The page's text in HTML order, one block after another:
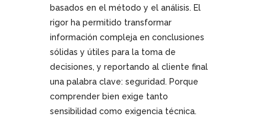
basados en el método y el análisis. El
rigor ha permitido transformar
información compleja en conclusiones
sólidas y útiles para la toma de
decisiones, y reportando al cliente final
una palabra clave: seguridad. Porque
comprender bien exige tanto
sensibilidad como exigencia técnica.